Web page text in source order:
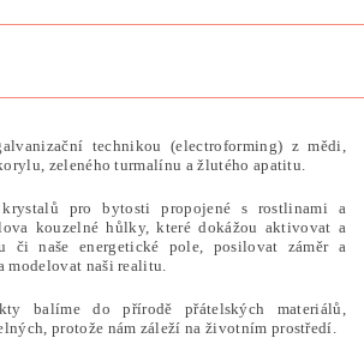
technikou (electroforming) z mědi,
zeleného turmalínu a žlutého apatitu.
pro bytosti propojené s rostlinami a
kouzelné hůlky, které dokážou aktivovat a
či naše energetické pole, posilovat záměr a
modelovat naši realitu.
balíme do přírodě přátelských materiálů,
protože nám záleží na životním prostředí.